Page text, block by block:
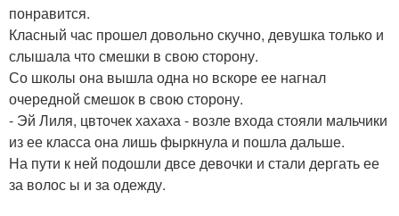
понравится.
Класный час прошел довольно скучно, девушка только и
слышала что смешки в свою сторону.
Со школы она вышла одна но вскоре ее нагнал
очередной смешок в свою сторону.
- Эй Лиля, цвточек хахаха - возле входа стояли мальчики
из ее класса она лишь фыркнула и пошла дальше.
На пути к ней подошли двсе девочки и стали дергать ее
за волос ы и за одежду.